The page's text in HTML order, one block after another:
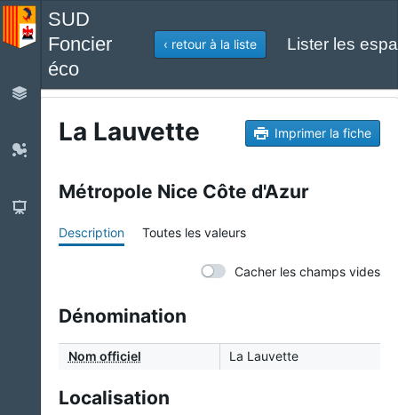
SUD
Foncier
éco
‹ retour à la liste Lister les
La Lauvette Imprimer la fiche
Métropole Nice Côte d'Azur
Description Toutes les valeurs
Cacher les champs vides
Dénomination
Nom officiel La Lauvette
Localisation